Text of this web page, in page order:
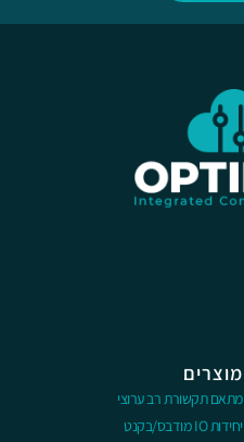
מוצרים
מתאם תקשורת רב ערוצי
יחידות IO מודבס/בקנט